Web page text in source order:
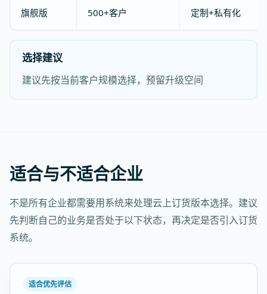
旗舰版 500+客户 定制+私有化
选择建议
建议先按当前客户规模选择，预留升级空间
适合与不适合企业
不是所有企业都需要用系统来处理云上订货版本选择。建议
先判断自己的业务是否处于以下状态，再决定是否引入订货
系统。
适合优先评估